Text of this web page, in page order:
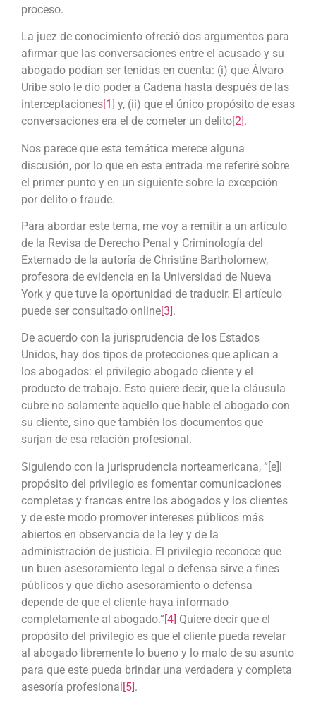
proceso.
La juez de conocimiento ofreció dos argumentos para
afirmar que las conversaciones entre el acusado y su
abogado podían ser tenidas en cuenta: (i) que Álvaro
Uribe solo le dio poder a Cadena hasta después de las
interceptaciones[1] y, (ii) que el único propósito de esas
conversaciones era el de cometer un delito[2] .
Nos parece que esta temática merece alguna
discusión, por lo que en esta entrada me referiré sobre
el primer punto y en un siguiente sobre la excepción
por delito o fraude.
Para abordar este tema, me voy a remitir a un artículo
de la Revisa de Derecho Penal y Criminología del
Externado de la autoría de Christine Bartholomew,
profesora de evidencia en la Universidad de Nueva
York y que tuve la oportunidad de traducir. El artículo
puede ser consultado online[3].
De acuerdo con la jurisprudencia de los Estados
Unidos, hay dos tipos de protecciones que aplican a
los abogados: el privilegio abogado cliente y el
producto de trabajo. Esto quiere decir, que la cláusula
cubre no solamente aquello que hable el abogado con
su cliente, sino que también los documentos que
surjan de esa relación profesional.
Siguiendo con la jurisprudencia norteamericana, “[e]l
propósito del privilegio es fomentar comunicaciones
completas y francas entre los abogados y los clientes
y de este modo promover intereses públicos más
abiertos en observancia de la ley y de la
administración de justicia. El privilegio reconoce que
un buen asesoramiento legal o defensa sirve a fines
públicos y que dicho asesoramiento o defensa
depende de que el cliente haya informado
completamente al abogado.”[4] Quiere decir que el
propósito del privilegio es que el cliente pueda revelar
al abogado libremente lo bueno y lo malo de su asunto
para que este pueda brindar una verdadera y completa
asesoría profesional[5].